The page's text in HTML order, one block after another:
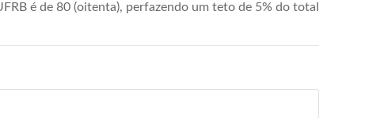
é de 80 (oitenta), perfazendo um teto de 5% do total